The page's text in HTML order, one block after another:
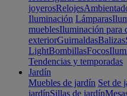
joyerosRelojes
Iluminación Lámparas
mueblesIluminación para
exteriorGuirnaldasBalizas
LightBombillasFocos
Tendencias y temporadas
Jardín
Muebles de jardín Set de
jardínSillas de jardín